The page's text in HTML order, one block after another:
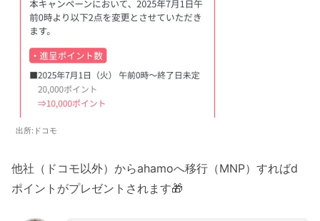
出所:ドコモ
他社（ドコモ以外）からahamoへ移行（MNP）すればd
ポイントがプレゼントされます🎁